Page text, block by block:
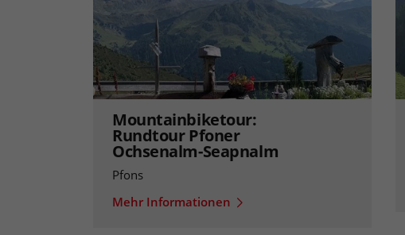
Mountainbiketour:
Rundtour Pfoner
Ochsenalm-Seapnalm
Pfons
Mehr Informationen